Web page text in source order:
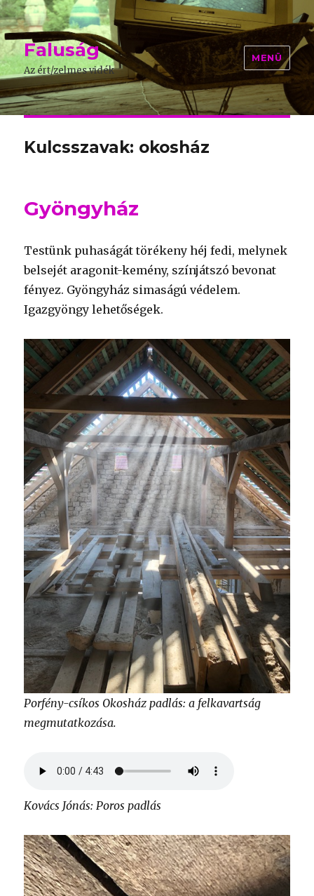
Faluság
Az ért/zelmes vidék
MENÜ
Kulcsszavak: okosház
Gyöngyház
Testünk puhaságát törékeny héj fedi, melynek
belsejét aragonit-kemény, színjátszó bevonat
fényez. Gyöngyház simaságú védelem.
Igazgyöngy lehetőségek.
Porfény-csíkos Okosház padlás: a felkavartság
megmutatkozása.
Kovács Jónás: Poros padlás